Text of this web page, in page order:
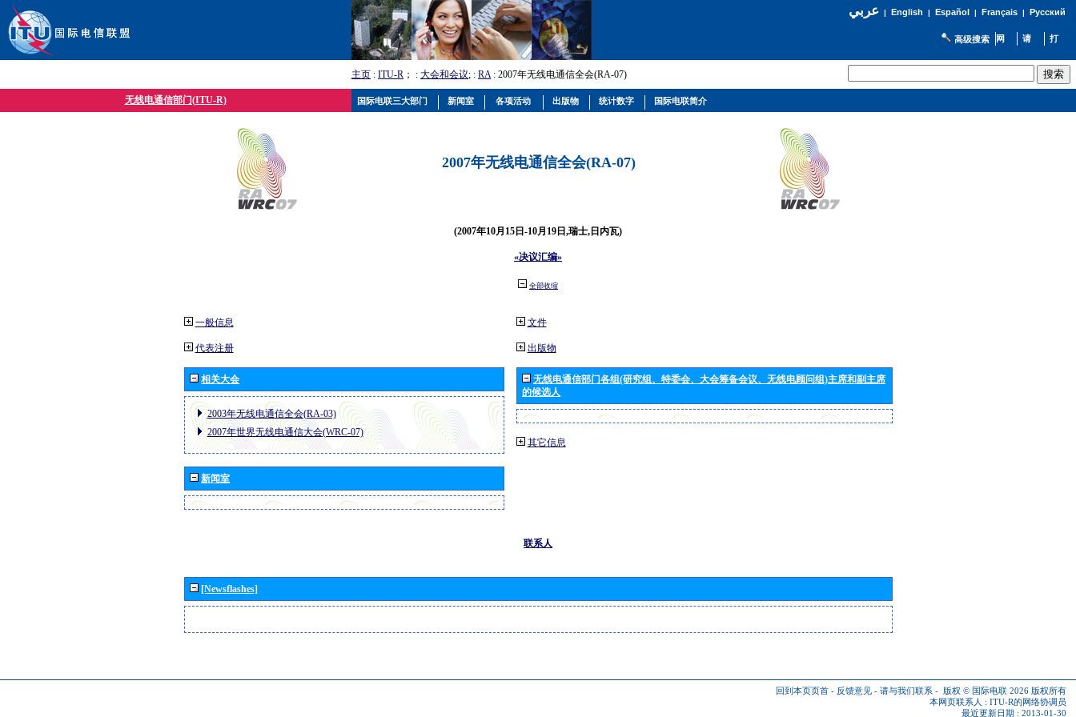
عربي| English | Español | Français| Русский
高级搜索
主页 : ITU-R ； : 大会和会议; : RA: 2007年无线电通信全会(RA-07)
无线电通信部门(ITU-R)
2007年无线电通信全会(RA-07)
(2007年10月15日-10月19日,瑞士,日内瓦)
«决议汇编»
全部收缩
一般信息
代表注册
相关大会
2003年无线电通信全会(RA-03)
2007年世界无线电通信大会(WRC-07)
新闻室
文件
出版物
无线电通信部门各组(研究组、特委会、大会筹备会议、无线电顾问组)主席和副主席
的候选人
其它信息
联系人
[Newsflashes]
回到本页页首 - 反馈意见 - 请与我们联系 - 版权 © 国际电联 2026 版权所有
本网页联系人 : ITU-R的网络协调员
最近更新日期 : 2013-01-30
国际电联三大部门 新闻室 各项活动 出版物 统计数字 国际电联简介